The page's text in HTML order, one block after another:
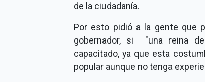
de la ciudadanía.
Por esto pidió a la gente que
gobernador, si "una reina
capacitado, ya que esta
popular aunque no tenga